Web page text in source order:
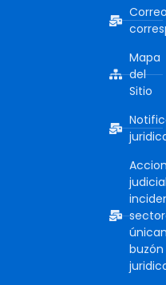
Mapa
del
Sitio